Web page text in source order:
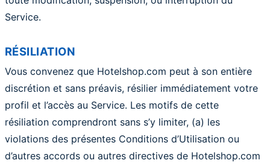
Service.
RÉSILIATION
Vous convenez que Hotelshop.com peut à son entière
discrétion et sans préavis, résilier immédiatement votre
profil et l’accès au Service. Les motifs de cette
résiliation comprendront sans s’y limiter, (a) les
violations des présentes Conditions d’Utilisation ou
d’autres accords ou autres directives de Hotelshop.com